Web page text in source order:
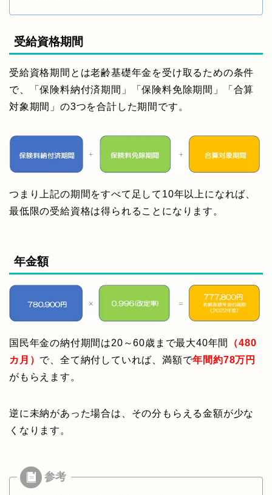
受給資格期間
受給資格期間とは老齢基礎年金を受け取るための条件
で、「保険料納付済期間」「保険料免除期間」「合算
対象期間」の3つを合計した期間です。
つまり上記の期間をすべて足して10年以上になれば、
最低限の受給資格は得られることになります。
年金額
国民年金の納付期間は20～60歳まで最大40年間
（480
カ月） で、全て納付していれば、満額で年間約78万円
がもらえます。
逆に未納があった場合は、その分もらえる金額が少な
くなります。